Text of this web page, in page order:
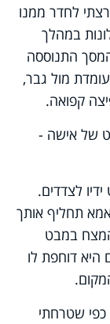
לחדר ממנו
במהלך
התנוססה
מול גבר,
קפואה.
של אישה -
לצדדים.
תחליף אותך
במבט
היא דוחפת לו
כפי שטרחתי